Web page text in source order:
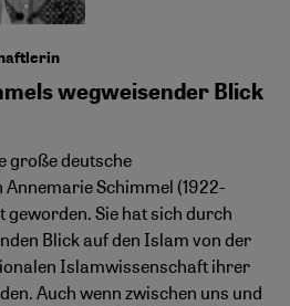
wegweisender Blick
große deutsche
Schimmel (1922-
Sie hat sich durch
Blick auf den Islam von der
Islamwissenschaft ihrer
Auch wenn zwischen uns und